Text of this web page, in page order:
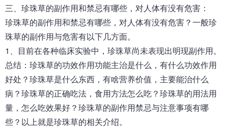
三、 珍珠草的副作用和禁忌有哪些，对人体有没有危害：
珍珠草的副作用和禁忌有哪些，对人体有没有危害？一般珍
珠草的副作用与危害有以下几方面。
1、目前在各种临床实验中，珍珠草尚未表现出明现副作用。
总结： 珍珠草的功效作用功能主治是什么，有什么功效作用
好处 ？珍珠草是什么东西，有啥营养价值，主要能治什么
病？珍珠草的正确吃法，食用方法怎么吃？珍珠草的用法用
量，怎么吃效果好？珍珠草的副作用禁忌与注意事项有哪
些？以上就是珍珠草的相关介绍。